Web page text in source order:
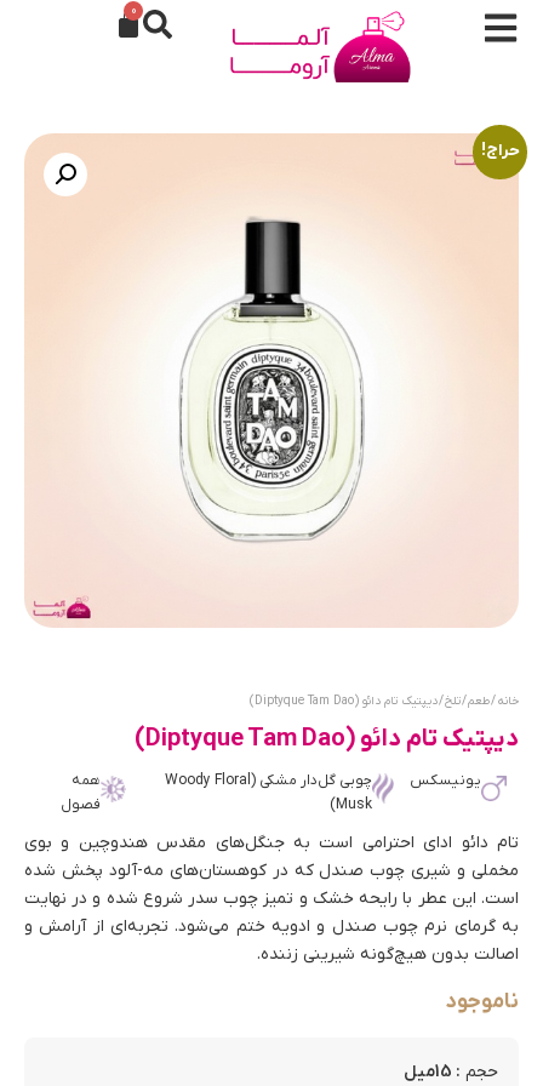
0
حراج!
خانه/طعم/تلخ/ دیپتیک تام دائو (Diptyque Tam Dao)
دیپتیک تام دائو (Diptyque Tam Dao)
یونیسکس
چوبی گل‌دار مشکی (Woody Floral
Musk)
همه
فصول
تام دائو ادای احترامی است به جنگل‌های مقدس هندوچین و بوی
مخملی و شیری چوب صندل که در کوهستان‌های مه-آلود پخش شده
است. این عطر با رایحه خشک و تمیز چوب سدر شروع شده و در نهایت
به گرمای نرم چوب صندل و ادویه ختم می‌شود. تجربه‌ای از آرامش و
اصالت بدون هیچ‌گونه شیرینی زننده.
ناموجود
حجم : 15میل